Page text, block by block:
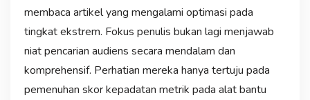
membaca artikel yang mengalami optimasi pada
tingkat ekstrem. Fokus penulis bukan lagi menjawab
niat pencarian audiens secara mendalam dan
komprehensif. Perhatian mereka hanya tertuju pada
pemenuhan skor kepadatan metrik pada alat bantu